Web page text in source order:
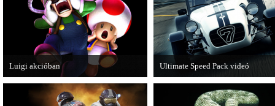
Luigi akcióban
A Nintendo 3DS-re készülő Luigi's
Mansion: Dark Moon újabb képeken
Ultimate Speed Pack videó
Már elérhető a Need for Speed
Wanted első nagyobb kiegészítő